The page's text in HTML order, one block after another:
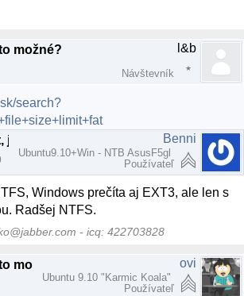
možné? l&b
Návštevník
search?
je to možné?
Benni
Ubuntu9.10+Win - NTB AsusF5gl
Používateľ
Windows prečíta aj EXT3, ale len s
Radšej NTFS.
- icq: 422703828
možné? ovi
Ubuntu 9.10 "Karmic Koala"
Používateľ